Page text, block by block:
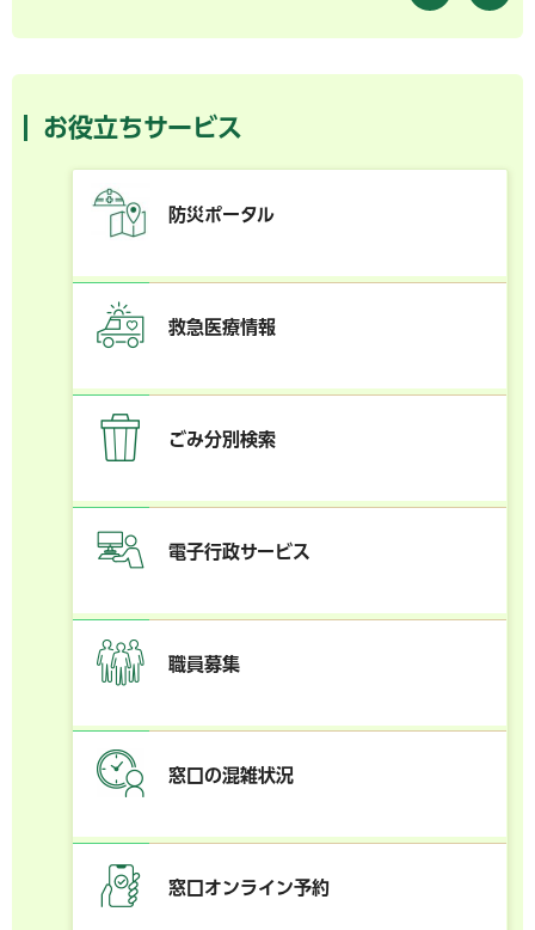
お役立ちサービス
防災ポータル
救急医療情報
ごみ分別検索
電子行政サービス
職員募集
窓口の混雑状況
窓口オンライン予約